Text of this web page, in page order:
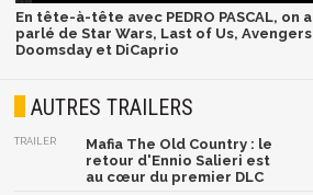
En tête-à-tête avec PEDRO PASCAL, on a
parlé de Star Wars, Last of Us, Avengers
Doomsday et DiCaprio
AUTRES TRAILERS
TRAILER
Mafia The Old Country : le
retour d'Ennio Salieri est
au cœur du premier DLC